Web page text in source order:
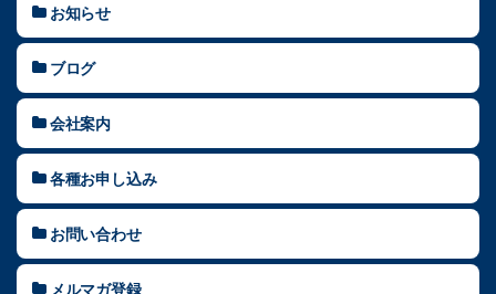
お知らせ
ブログ
会社案内
各種お申し込み
お問い合わせ
メルマガ登録